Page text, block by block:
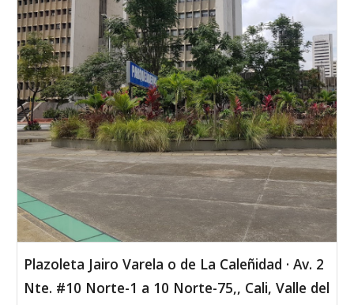
Plazoleta Jairo Varela o de La Caleñidad · Av. 2
Nte. #10 Norte-1 a 10 Norte-75,, Cali, Valle del